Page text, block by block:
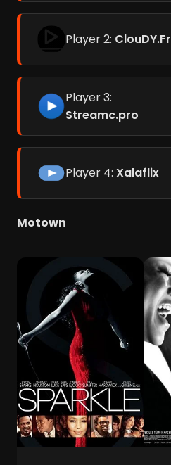
Player 2: ClouDY.Fr
Player 3:
Streamc.pro
Player 4: Xalaflix
Motown